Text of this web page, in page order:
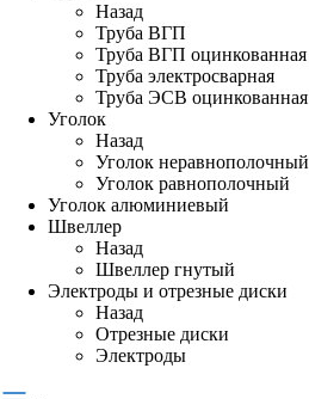
Назад
Труба ВГП
Труба ВГП оцинкованная
Труба электросварная
Труба ЭСВ оцинкованная
Уголок
Назад
Уголок неравнополочный
Уголок равнополочный
Уголок алюминиевый
Швеллер
Назад
Швеллер гнутый
Электроды и отрезные диски
Назад
Отрезные диски
Электроды